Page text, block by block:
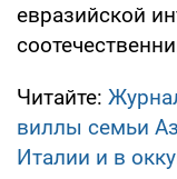
евразийской
Читайте:
виллы семьи
Италии и в